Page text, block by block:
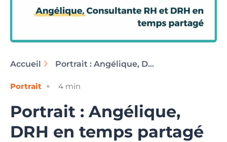
Accueil Portrait : Angélique, DRH en temps partagé
Portrait 4 min
Portrait : Angélique,
DRH en temps partagé